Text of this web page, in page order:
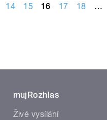
14 15 16 17 18 …
mujRozhlas
Živé vysílání